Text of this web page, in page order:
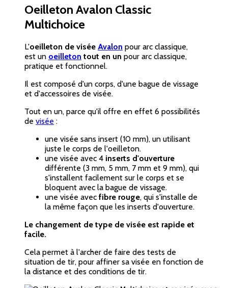
Oeilleton Avalon Classic
Multichoice
L'oeilleton de visée Avalon pour arc classique,
est un oeilleton tout en un pour arc classique,
pratique et fonctionnel.
Il est composé d'un corps, d'une bague de vissage
et d'accessoires de visée.
Tout en un, parce qu'il offre en effet 6 possibilités
de visée :
une visée sans insert (10 mm), un utilisant
juste le corps de l'oeilleton.
une visée avec 4 inserts d'ouverture
différente (3 mm, 5 mm, 7 mm et 9 mm), qui
s'installent facilement sur le corps et se
bloquent avec la bague de vissage.
une visée avec fibre rouge, qui s'installe de
la même façon que les inserts d'ouverture.
Le changement de type de visée est rapide et
facile.
Cela permet à l'archer de faire des tests de
situation de tir, pour affiner sa visée en fonction de
la distance et des conditions de tir.